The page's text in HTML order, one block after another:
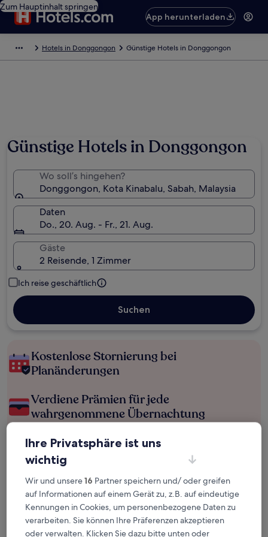
Zum Hauptinhalt springen
App herunterladen
Hotels in Donggongon Günstige Hotels in Donggongon
Günstige Hotels in Donggongon
Wo soll’s hingehen?
Donggongon, Kota Kinabalu, Sabah, Malaysia
Daten
Do., 20. Aug. - Fr., 21. Aug.
Gäste
2 Reisende, 1 Zimmer
Ich reise geschäftlich
Suchen
Kostenlose Stornierung bei
Planänderungen
Verdiene Prämien für jede
wahrgenommene Übernachtung
Mehr sparen mit Preisen für Mitglieder
Überprüfe die Preise für diese Daten
Heute
6. Aug. - 7. Aug.
Morgen
7. Aug. - 8. Aug.
Ihre Privatsphäre ist uns
wichtig
Wir und unsere16 Partner speichern und/ oder greifen
auf Informationen auf einem Gerät zu, z.B. auf eindeutige
Kennungen in Cookies, um personenbezogene Daten zu
verarbeiten. Sie können Ihre Präferenzen akzeptieren
oder verwalten. Klicken Sie dazu bitte unten oder